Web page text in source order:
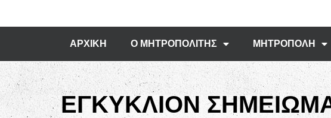
ΑΡΧΙΚΗ Ο ΜΗΤΡΟΠΟΛΙΤΗΣ ΜΗΤΡΟΠΟΛΗ
ΕΓΚΥΚΛΙΟΝ